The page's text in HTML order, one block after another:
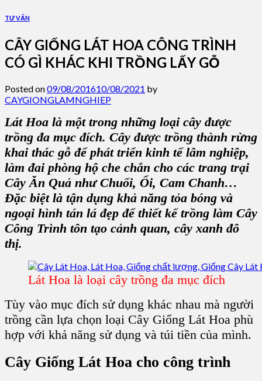
TƯ VẤN
CÂY GIỐNG LÁT HOA CÔNG TRÌNH
CÓ GÌ KHÁC KHI TRỒNG LẤY GỖ
Posted on09/08/201610/08/2021 by
CAYGIONGLAMNGHIEP
Lát Hoa là một trong những loại cây được
trồng đa mục đích. Cây được trồng thành rừng
khai thác gỗ để phát triển kinh tế lâm nghiệp,
làm đai phòng hộ che chắn cho các trang trại
Cây Ăn Quả như Chuối, Ổi, Cam Chanh…
Đặc biệt là tận dụng khả năng tỏa bóng và
ngoại hình tán lá đẹp để thiết kế trồng làm Cây
Công Trình tôn tạo cảnh quan, cây xanh đô
thị.
Lát Hoa là loại cây trồng đa mục đích
Tùy vào mục đích sử dụng khác nhau mà người
trồng cần lựa chọn loại Cây Giống Lát Hoa phù
hợp với khả năng sử dụng và túi tiền của mình.
Cây Giống Lát Hoa cho công trình